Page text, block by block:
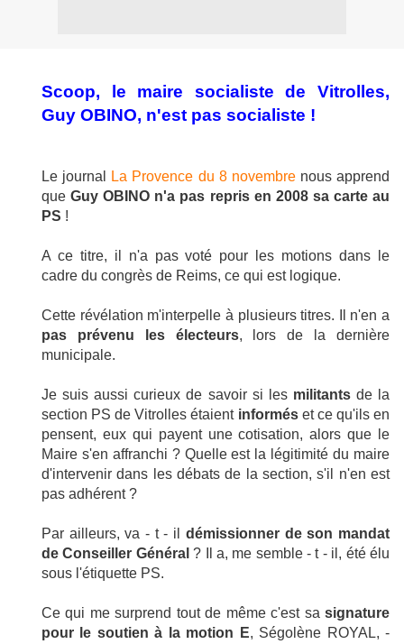
Scoop, le maire socialiste de Vitrolles,
Guy OBINO, n'est pas socialiste !
Le journal La Provence du 8 novembrenous apprend
queGuy OBINO n'a pas repris en 2008 sa carte au
PS !
A ce titre, il n'a pas voté pour les motions dans le
cadre du congrès de Reims, ce qui est logique.
Cette révélation m'interpelle à plusieurs titres. Il n'en a
pas prévenu les électeurs, lors de la dernière
municipale.
Je suis aussi curieux de savoir si les militantsde la
section PS de Vitrolles étaient informéset ce qu'ils en
pensent, eux qui payent une cotisation, alors que le
Maire s'en affranchi ? Quelle est la légitimité du maire
d'intervenir dans les débats de la section, s'il n'en est
pas adhérent ?
Par ailleurs, va - t - il démissionner de son mandat
de Conseiller Général? Il a, me semble - t - il, été élu
sous l'étiquette PS.
Ce qui me surprend tout de même c'est sa signature
pour le soutien à la motion E, Ségolène ROYAL, -